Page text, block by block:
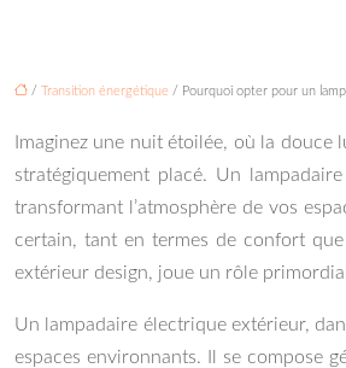
/ Transition énergétique / Pourquoi opter pour un
Imaginez une nuit étoilée, où la
stratégiquement placé. Un
transformant l’atmosphère de vos
certain, tant en termes de confort
extérieur design, joue un rôle
Un lampadaire électrique extérieur,
espaces environnants. Il se compose